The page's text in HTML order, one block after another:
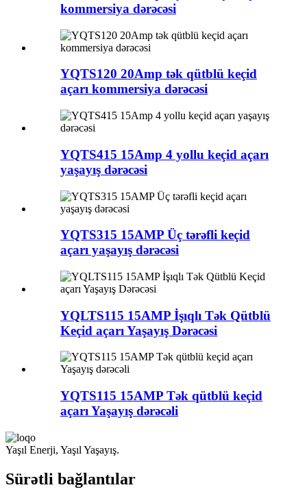
kommersiya dərəcəsi
YQTS120 20Amp tək qütblü keçid
açarı kommersiya dərəcəsi
YQTS415 15Amp 4 yollu keçid açarı
yaşayış dərəcəsi
YQTS315 15AMP Üç tərəfli keçid
açarı yaşayış dərəcəsi
YQLTS115 15AMP İşıqlı Tək Qütblü
Keçid açarı Yaşayış Dərəcəsi
YQTS115 15AMP Tək qütblü keçid
açarı Yaşayış dərəcəli
Yaşıl Enerji, Yaşıl Yaşayış.
Sürətli bağlantılar